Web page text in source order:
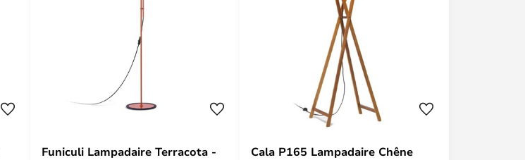
Funiculi Lampadaire Terracota -
Cala P165 Lampadaire Chêne